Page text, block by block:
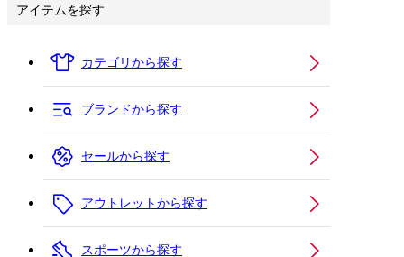
アイテムを探す
カテゴリから探す
ブランドから探す
セールから探す
アウトレットから探す
スポーツから探す